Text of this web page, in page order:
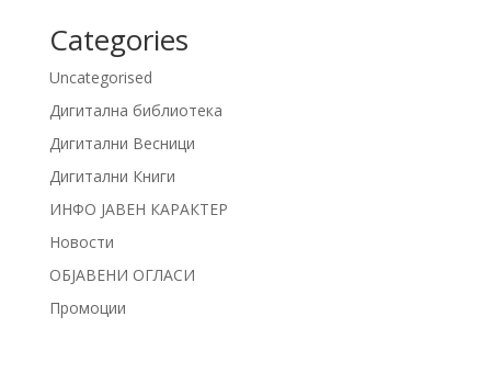
Categories
Uncategorised
Дигитална библиотека
Дигитални Весници
Дигитални Книги
ИНФО ЈАВЕН КАРАКТЕР
Новости
ОБЈАВЕНИ ОГЛАСИ
Промоции